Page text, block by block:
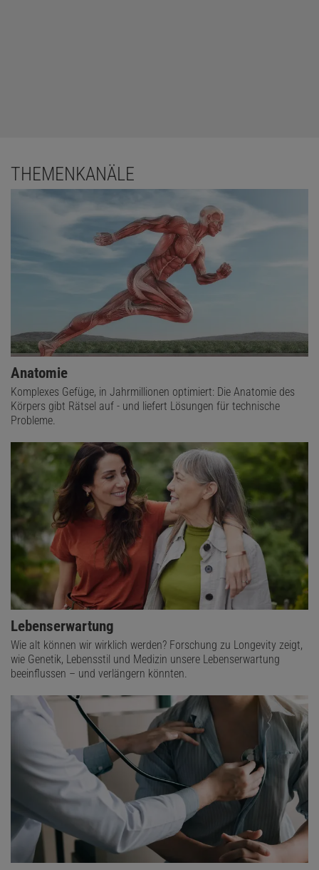
THEMENKANÄLE
Anatomie
Komplexes Gefüge, in Jahrmillionen optimiert: Die Anatomie des
Körpers gibt Rätsel auf - und liefert Lösungen für technische
Probleme.
Lebenserwartung
Wie alt können wir wirklich werden? Forschung zu Longevity zeigt,
wie Genetik, Lebensstil und Medizin unsere Lebenserwartung
beeinflussen – und verlängern könnten.